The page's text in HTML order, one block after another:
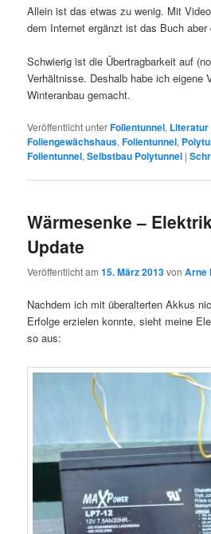
Allein ist das etwas zu wenig. Mit
dem Internet ergänzt ist das Buch
Schwierig ist die Übertragbarkeit auf
Verhältnisse. Deshalb habe ich eigene
Winteranbau gemacht.
Veröffentlicht unterFolientunnel, Literatur
Foliengewächshaus,Folientunnel,
Folientunnel,Selbstbau Polytunnel |
Wärmesenke –
Update
Veröffentlicht am15. März 2013vonArne
Nachdem ich mit überalterten Akkus
Erfolge erzielen konnte, sieht meine
so aus: